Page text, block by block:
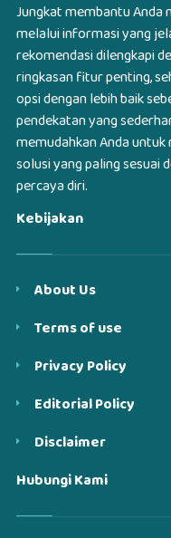
Jungkat membantu Anda
melalui informasi yang
rekomendasi dilengkapi
ringkasan fitur penting,
opsi dengan lebih baik
pendekatan yang
memudahkan Anda
solusi yang paling sesuai
percaya diri.
Kebijakan
About Us
Terms of use
Privacy Policy
Editorial Policy
Disclaimer
Hubungi Kami